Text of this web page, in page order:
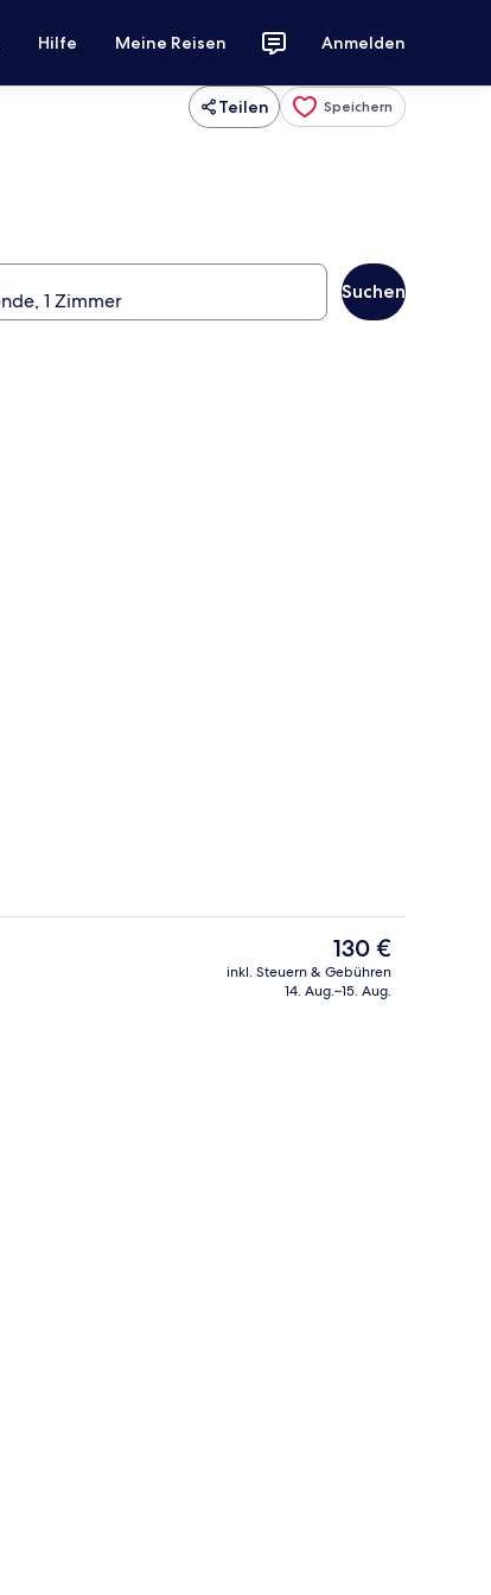
Hilfe Meine Reisen Anmelden
Teilen Speichern
Suchen
Der
aktuelle
Preis
130 €
inkl. Steuern & Gebühren
14. Aug.–15. Aug.